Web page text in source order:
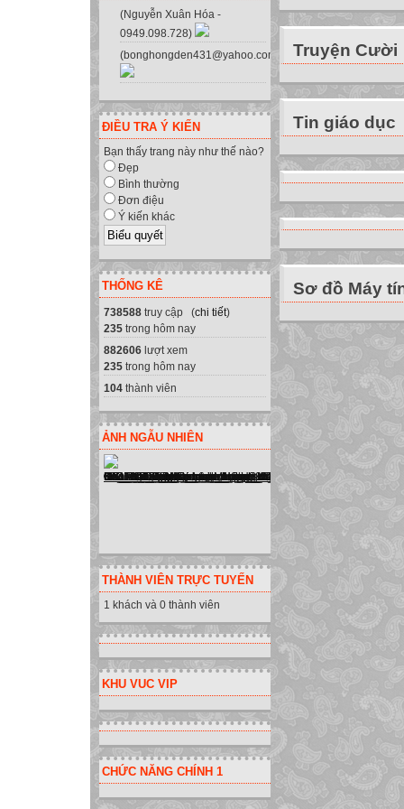
(Nguyễn Xuân Hóa -
0949.098.728)
(bonghongden431@yahoo.com.vn)
ĐIỀU TRA Ý KIẾN
Bạn thấy trang này như thế nào?
Đẹp
Bình thường
Đơn điệu
Ý kiến khác
THỐNG KÊ
738588 truy cập (chi tiết)
235 trong hôm nay
882606 lượt xem
235 trong hôm nay
104 thành viên
ẢNH NGẪU NHIÊN
THÀNH VIÊN TRỰC TUYẾN
1 khách và 0 thành viên
KHU VUC VIP
CHỨC NĂNG CHÍNH 1
đoạn (một bài,
đã hoàn thành
Phát hiện lệch
trong quá trình
lạc về phía
quyết.
Điều chỉnh qua
phương pháp
những khó khăn
1. Định hướng
nội dung trao đổi
2. Quy trình biên
3. Thực hành
5. Hd triển khai
2. Quy trình
2. Quy trình
Xác định “đo” –
Nội dung (khái
So sánh nội
thức, kĩ năng.
Sử dụng động
3 mức độ khác
trên chuẩn mức
2. Quy trình biên
1. ĐÒ kiÓm tra
2. Đề kiểm tra
3. Đề kiểm tra
câu hỏi dạng
- Kết hợp một
Truyện Cười
Tin giáo dục
Sơ đồ Máy